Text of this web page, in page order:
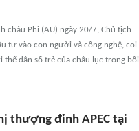
châu Phi (AU) ngày 20/7, Chủ tịch
tư vào con người và công nghệ, coi
thế dân số trẻ của châu lục trong bối
thượng đỉnh APEC tại